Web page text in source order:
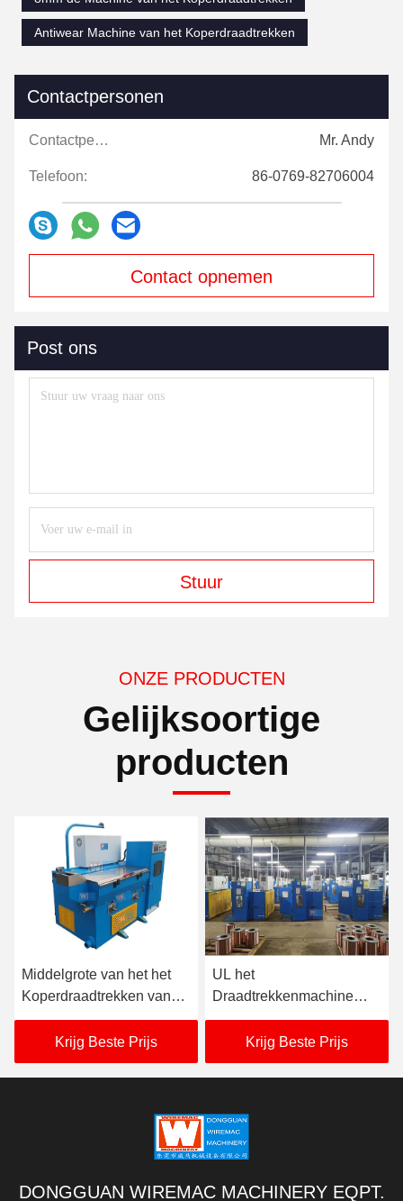
Antiwear Machine van het Koperdraadtrekken
Contactpersonen
Contactpersonen: Mr. Andy
Telefoon: 86-0769-82706004
Contact opnemen
Post ons
Stuur
ONZE PRODUCTEN
Gelijksoortige
producten
UL het
Draadtrekkenmachine
2500m/Min Spray Type
Lubrication van het
katrolkoper
Krijg Beste Prijs
Het koper automatiseerde
de Enige Machine 380V-
480V van het
Blokdraadtrekken
Krijg Beste Prijs
DONGGUAN WIREMAC MACHINERY EQPT.